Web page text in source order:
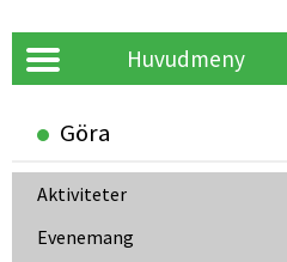
Huvudmeny
Göra
Aktiviteter
Evenemang